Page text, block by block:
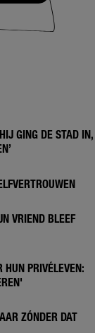
GING DE STAD IN,
VRIEND BLEEF
HUN PRIVÉLEVEN:
ZÓNDER DAT